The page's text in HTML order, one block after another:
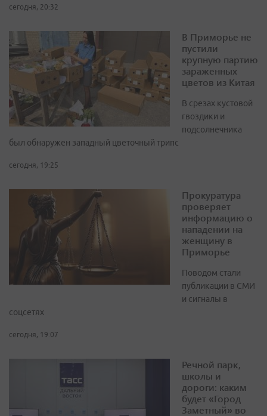
сегодня, 20:32
В Приморье не
пустили
крупную партию
зараженных
цветов из Китая
В срезах кустовой
гвоздики и
подсолнечника
был обнаружен западный цветочный трипс
сегодня, 19:25
Прокуратура
проверяет
информацию о
нападении на
женщину в
Приморье
Поводом стали
публикации в СМИ
и сигналы в
соцсетях
сегодня, 19:07
Речной парк,
школы и
дороги: каким
будет «Город
Заметный» во